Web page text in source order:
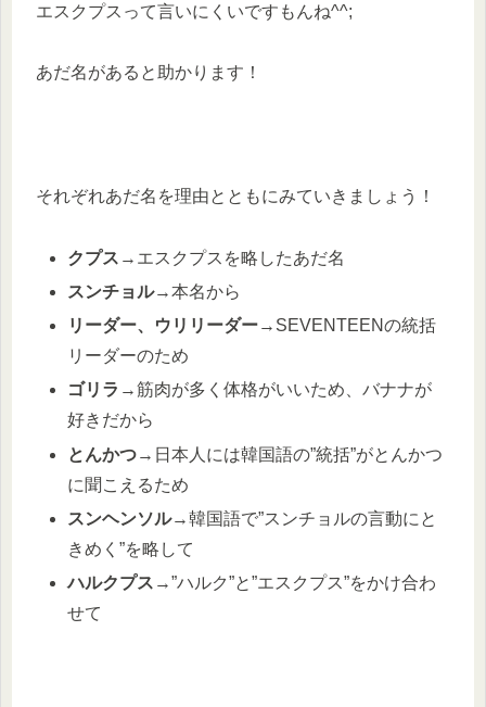
エスクプスって言いにくいですもんね^^;
あだ名があると助かります！
それぞれあだ名を理由とともにみていきましょう！
クプス →エスクプスを略したあだ名
スンチョル→本名から
リーダー、ウリリーダー→SEVENTEENの統括
リーダーのため
ゴリラ →筋肉が多く体格がいいため、バナナが
好きだから
とんかつ→日本人には韓国語の”統括”がとんかつ
に聞こえるため
スンヘンソル→韓国語で”スンチョルの言動にと
きめく”を略して
ハルクプス →”ハルク”と”エスクプス”をかけ合わ
せて